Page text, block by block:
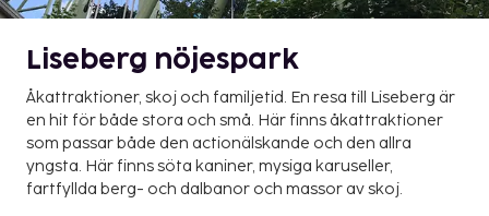
Liseberg nöjespark
Åkattraktioner, skoj och familjetid. En resa till Liseberg är
en hit för både stora och små. Här finns åkattraktioner
som passar både den actionälskande och den allra
yngsta. Här finns söta kaniner, mysiga karuseller,
fartfyllda berg- och dalbanor och massor av skoj.